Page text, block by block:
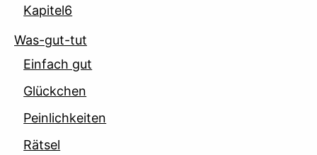
Kapitel6
Was-gut-tut
Einfach gut
Glückchen
Peinlichkeiten
Rätsel